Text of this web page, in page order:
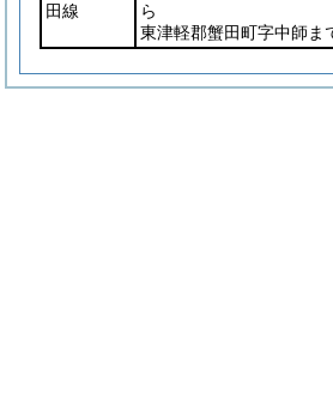
田線
ら
東津軽郡蟹田町字中師ま